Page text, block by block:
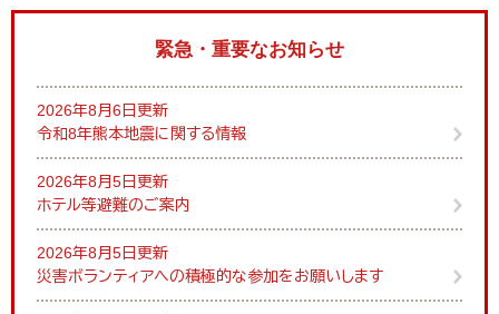
緊急・重要なお知らせ
2026年8月6日更新
令和8年熊本地震に関する情報
2026年8月5日更新
ホテル等避難のご案内
2026年8月5日更新
災害ボランティアへの積極的な参加をお願いします